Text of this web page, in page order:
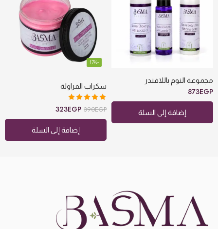
مجموعة النوم باللافندر
873EGP
إضافة إلى السلة
سكراب الفراولة
-17%
تم التقييم
5.00من 5
390EGP
323EGP
إضافة إلى السلة